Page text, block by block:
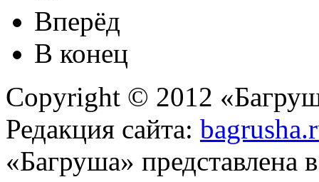
Вперёд
В конец
Copyright © 2012
Редакция сайта:
«Багруша» представлена